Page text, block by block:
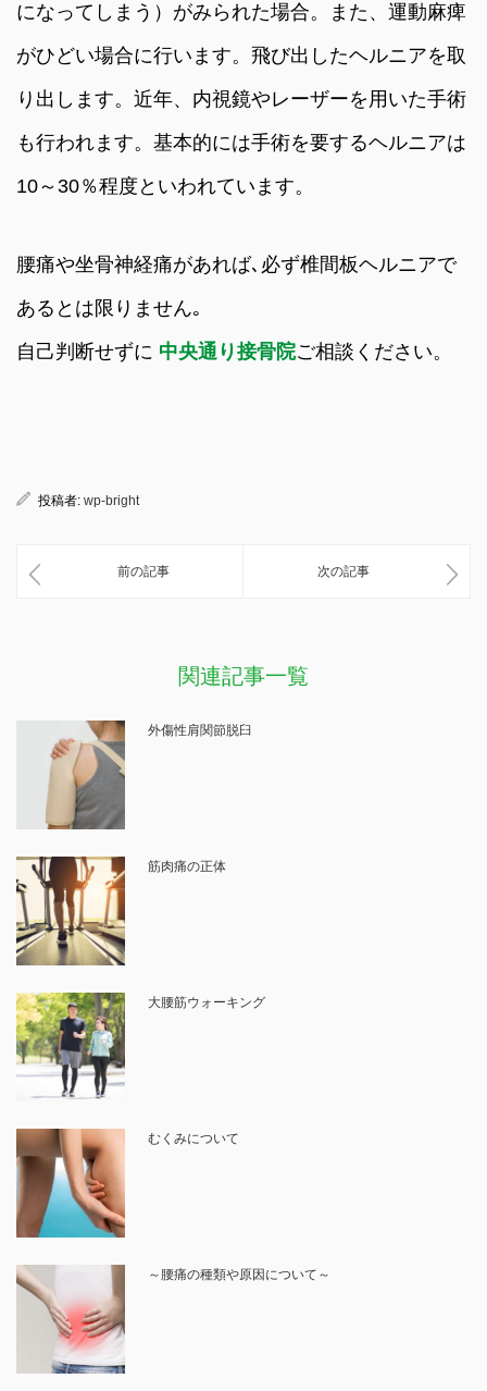
になってしまう）がみられた場合。また、運動麻痺
がひどい場合に行います。飛び出したヘルニアを取
り出します。近年、内視鏡やレーザーを用いた手術
も行われます。基本的には手術を要するヘルニアは
10～30％程度といわれています。
腰痛や坐骨神経痛があれば､必ず椎間板ヘルニアで
あるとは限りません｡
自己判断せずに 中央通り接骨院ご相談ください。
投稿者: wp-bright
前の記事 次の記事
関連記事一覧
外傷性肩関節脱臼
筋肉痛の正体
大腰筋ウォーキング
むくみについて
～腰痛の種類や原因について～